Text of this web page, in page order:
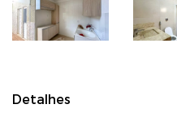
Detalhes